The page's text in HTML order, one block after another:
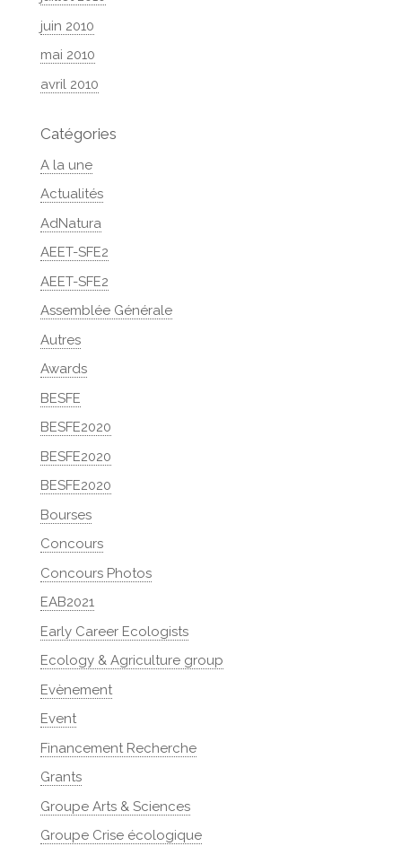
juin 2010
mai 2010
avril 2010
Catégories
A la une
Actualités
AdNatura
AEET-SFE2
AEET-SFE2
Assemblée Générale
Autres
Awards
BESFE
BESFE2020
BESFE2020
BESFE2020
Bourses
Concours
Concours Photos
EAB2021
Early Career Ecologists
Ecology & Agriculture group
Evènement
Event
Financement Recherche
Grants
Groupe Arts & Sciences
Groupe Crise écologique